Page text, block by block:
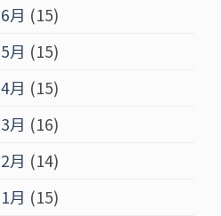
月 (15)
月 (15)
月 (15)
月 (16)
月 (14)
月 (15)